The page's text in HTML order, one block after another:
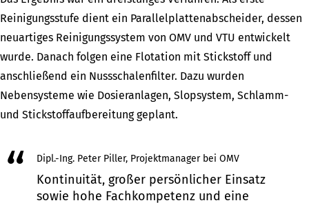
Reinigungsstufe dient ein Parallelplattenabscheider, dessen
neuartiges Reinigungssystem von OMV und VTU entwickelt
wurde. Danach folgen eine Flotation mit Stickstoff und
anschließend ein Nussschalenfilter. Dazu wurden
Nebensysteme wie Dosieranlagen, Slopsystem, Schlamm-
und Stickstoffaufbereitung geplant.
“ Dipl.-Ing. Peter Piller, Projektmanager bei OMV
Kontinuität, großer persönlicher Einsatz
sowie hohe Fachkompetenz und eine